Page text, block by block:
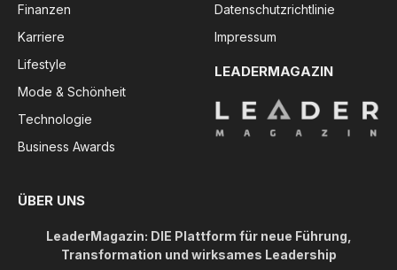
Finanzen
Karriere
Lifestyle
Mode & Schönheit
Technologie
Business Awards
Datenschutzrichtlinie
Impressum
LEADERMAGAZIN
ÜBER UNS
LeaderMagazin: DIE Plattform für neue Führung,
Transformation und wirksames Leadership